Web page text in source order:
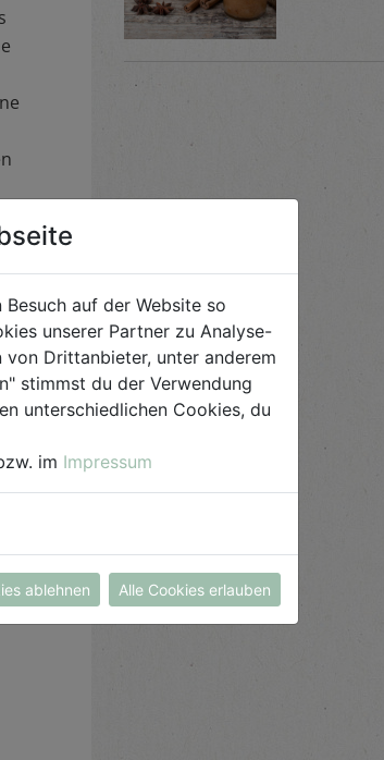
auf der Website so
unserer Partner zu Analyse-
Drittanbieter, unter anderem
stimmst du der Verwendung
unterschiedlichen Cookies, du
im Impressum
ablehnen Alle Cookies erlauben